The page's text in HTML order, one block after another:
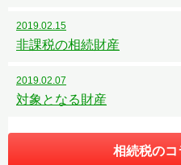
2019.02.15
非課税の相続財産
2019.02.07
対象となる財産
相続税のコ